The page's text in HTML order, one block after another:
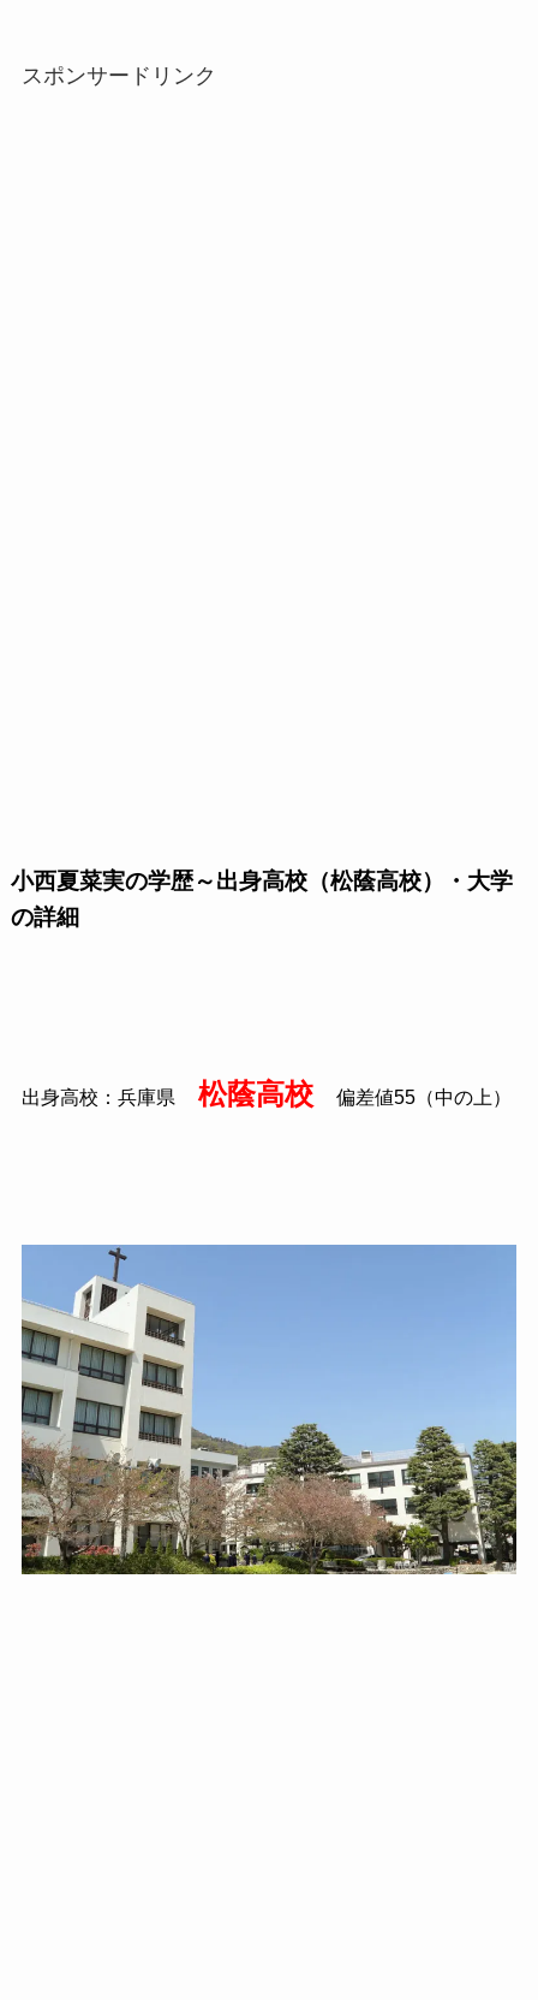
スポンサードリンク
小西夏菜実の学歴～出身高校（松蔭高校）・大学
の詳細
出身高校：兵庫県 松蔭高校 偏差値55（中の上）